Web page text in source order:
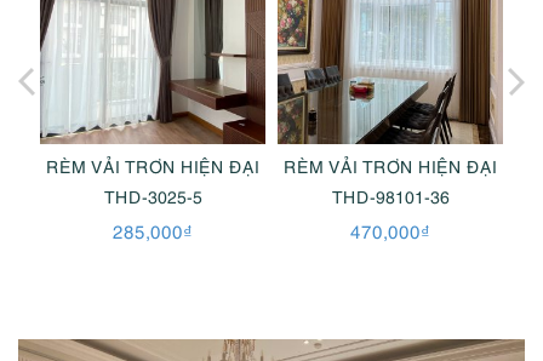
RÈM VẢI TRƠN HIỆN ĐẠI
THD-3025-5
285,000₫
RÈM VẢI TRƠN HIỆN ĐẠI
THD-98101-36
470,000₫